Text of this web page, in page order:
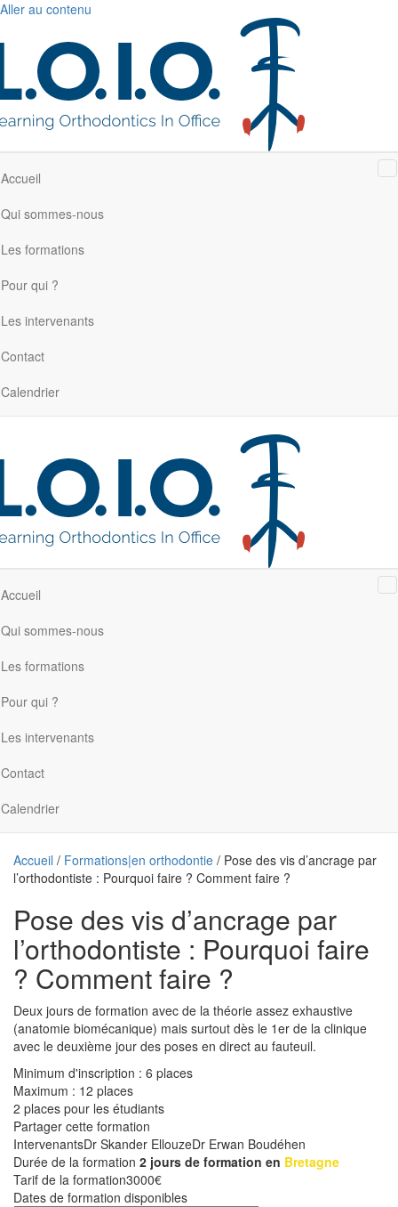
Aller au contenu
Accueil
Qui sommes-nous
Les formations
Pour qui ?
Les intervenants
Contact
Calendrier
Accueil
Qui sommes-nous
Les formations
Pour qui ?
Les intervenants
Contact
Calendrier
Accueil / Formations|en orthodontie / Pose des vis d’ancrage par
l’orthodontiste : Pourquoi faire ? Comment faire ?
Pose des vis d’ancrage par
l’orthodontiste : Pourquoi faire
? Comment faire ?
Deux jours de formation avec de la théorie assez exhaustive
(anatomie biomécanique) mais surtout dès le 1er de la clinique
avec le deuxième jour des poses en direct au fauteuil.
Minimum d'inscription : 6 places
Maximum : 12 places
2 places pour les étudiants
Partager cette formation
IntervenantsDr Skander EllouzeDr Erwan Boudéhen
Durée de la formation 2 jours de formation en Bretagne
Tarif de la formation3000€
Dates de formation disponibles